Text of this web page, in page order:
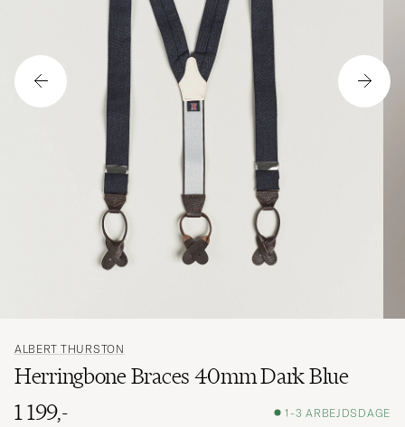
ALBERT THURSTON
Herringbone Braces 40mm Dark Blue
1 199,-
1-3 ARBEJDSDAGE